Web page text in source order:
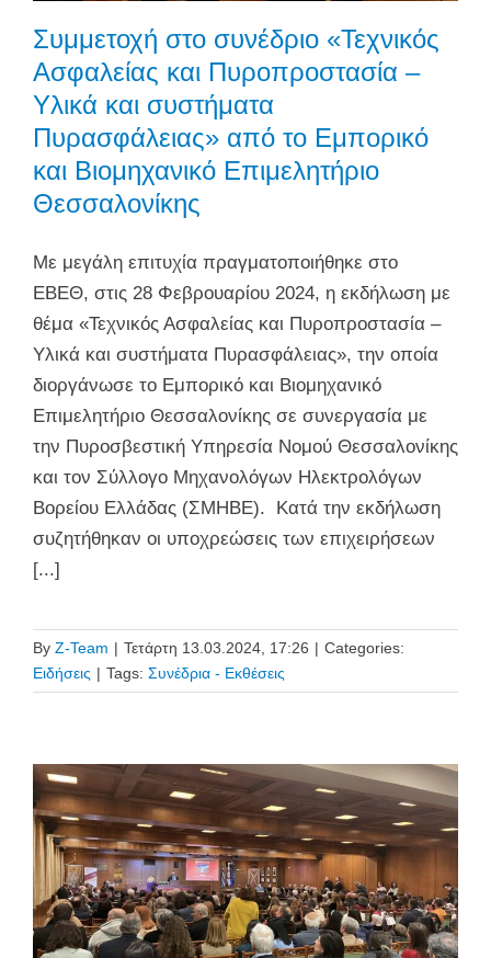
Συμμετοχή στο συνέδριο «Τεχνικός
Ασφαλείας και Πυροπροστασία –
Υλικά και συστήματα
Πυρασφάλειας» από το Εμπορικό
και Βιομηχανικό Επιμελητήριο
Θεσσαλονίκης
Με μεγάλη επιτυχία πραγματοποιήθηκε στο
ΕΒΕΘ, στις 28 Φεβρουαρίου 2024, η εκδήλωση με
θέμα «Τεχνικός Ασφαλείας και Πυροπροστασία –
Υλικά και συστήματα Πυρασφάλειας», την οποία
διοργάνωσε το Εμπορικό και Βιομηχανικό
Επιμελητήριο Θεσσαλονίκης σε συνεργασία με
την Πυροσβεστική Υπηρεσία Νομού Θεσσαλονίκης
και τον Σύλλογο Μηχανολόγων Ηλεκτρολόγων
Βορείου Ελλάδας (ΣΜΗΒΕ). Κατά την εκδήλωση
συζητήθηκαν οι υποχρεώσεις των επιχειρήσεων
[...]
By Z-Team | Τετάρτη 13.03.2024, 17:26 | Categories:
Ειδήσεις | Tags: Συνέδρια - Εκθέσεις